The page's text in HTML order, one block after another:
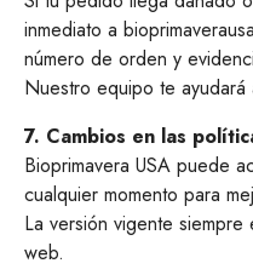
inmediato a
número de orden y
Nuestro equipo te ayudará
7. Cambios en las
Bioprimavera USA puede
cualquier momento para
La versión vigente
web.